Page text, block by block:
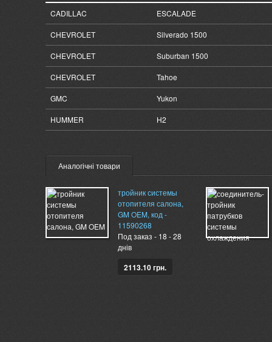
CADILLAC ESCALADE
CHEVROLET Silverado 1500
CHEVROLET Suburban 1500
CHEVROLET Tahoe
GMC Yukon
HUMMER H2
Аналогічні товари
тройник системы
отопителя салона,
GM OEM, код -
11590268
Под заказ - 18 - 28
днів
2113.10 грн.